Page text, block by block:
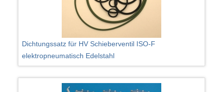
Dichtungssatz für HV Schieberventil ISO-F
elektropneumatisch Edelstahl